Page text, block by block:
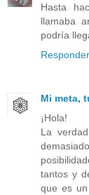
Hasta
llamaba
podría
Responder
Mi meta,
¡Hola!
La
tantos y
que es